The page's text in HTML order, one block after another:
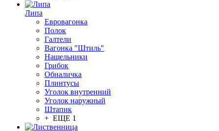
Липа
Евровагонка
Полок
Галтели
Вагонка "Штиль"
Нащельники
Грибок
Обналичка
Плинтусы
Уголок внутренний
Уголок наружный
Штапик
+ ЕЩЕ 1